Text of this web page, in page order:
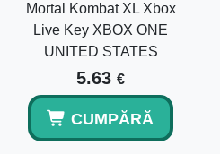
Mortal Kombat XL Xbox
Live Key XBOX ONE
UNITED STATES
5.63 €
CUMPĂRĂ